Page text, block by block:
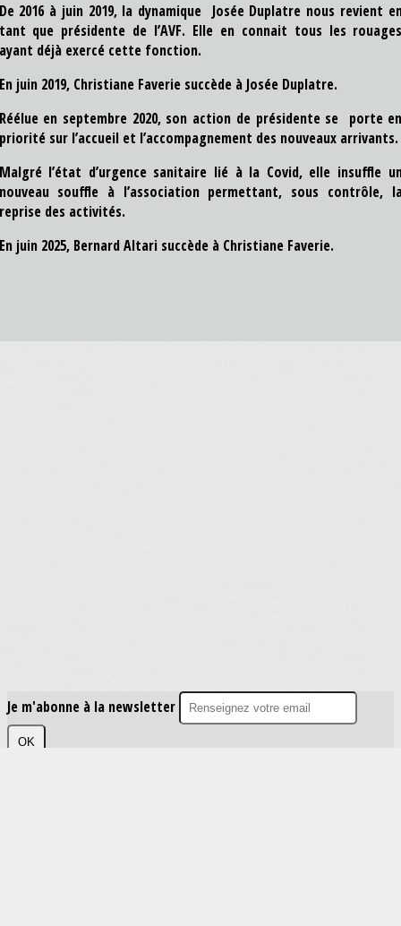
2016 à juin 2019, la dynamique Josée Duplatre nous revient
que présidente de l’AVF. Elle en connait tous les
déjà exercé cette fonction.
juin 2019, Christiane Faverie succède à Josée Duplatre.
en septembre 2020, son action de présidente se porte
sur l’accueil et l’accompagnement des nouveaux arrivants.
l’état d’urgence sanitaire lié à la Covid, elle insuffle
souffle à l’association permettant, sous contrôle,
des activités.
juin 2025, Bernard Altari succède à Christiane Faverie.
Je m'abonne à la newsletter
OK